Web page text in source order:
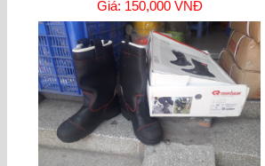
Giá: 150,000 VNĐ